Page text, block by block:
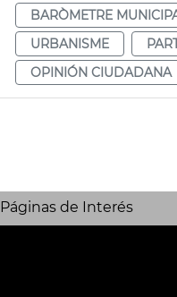
BARÒMETRE
URBANISME
OPINIÓN CIUDADANA
Páginas de Interés